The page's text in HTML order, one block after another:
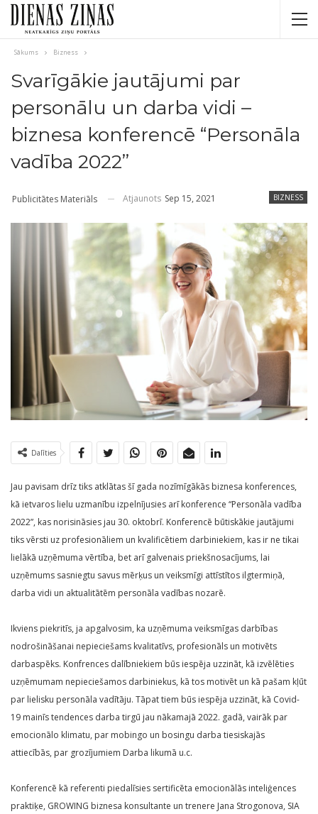
Sākums Bizness
Svarīgākie jautājumi par
personālu un darba vidi –
biznesa konferencē “Personāla
vadība 2022”
BIZNESS
Publicitātes Materiāls Atjaunots Sep 15, 2021
Dalīties
Jau pavisam drīz tiks atklātas šī gada nozīmīgākās biznesa konferences,
kā ietvaros lielu uzmanību izpelnījusies arī konference “Personāla vadība
2022”, kas norisināsies jau 30. oktobrī. Konferencē būtiskākie jautājumi
tiks vērsti uz profesionāliem un kvalificētiem darbiniekiem, kas ir ne tikai
lielākā uzņēmuma vērtība, bet arī galvenais priekšnosacījums, lai
uzņēmums sasniegtu savus mērķus un veiksmīgi attīstītos ilgtermiņā,
darba vidi un aktualitātēm personāla vadības nozarē.
Ikviens piekritīs, ja apgalvosim, ka uzņēmuma veiksmīgas darbības
nodrošināšanai nepieciešams kvalitatīvs, profesionāls un motivēts
darbaspēks. Konfrences dalībniekiem būs iespēja uzzināt, kā izvēlēties
uzņēmumam nepieciešamos darbiniekus, kā tos motivēt un kā pašam kļūt
par lielisku personāla vadītāju. Tāpat tiem būs iespēja uzzināt, kā Covid-
19 mainīs tendences darba tirgū jau nākamajā 2022. gadā, vairāk par
emocionālo klimatu, par mobingo un bosingu darba tiesiskajās
attiecībās, par grozījumiem Darba likumā u.c.
Konferencē kā referenti piedalīsies sertificēta emocionālās inteliģences
praktiķe, GROWING biznesa konsultante un trenere Jana Strogonova, SIA